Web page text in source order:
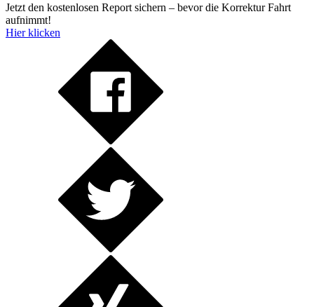
Jetzt den kostenlosen Report sichern – bevor die Korrektur Fahrt
aufnimmt!
Hier klicken